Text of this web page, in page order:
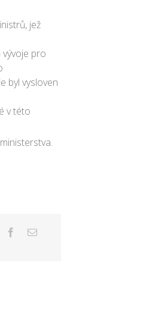
jež
pro
byl vysloven
v této